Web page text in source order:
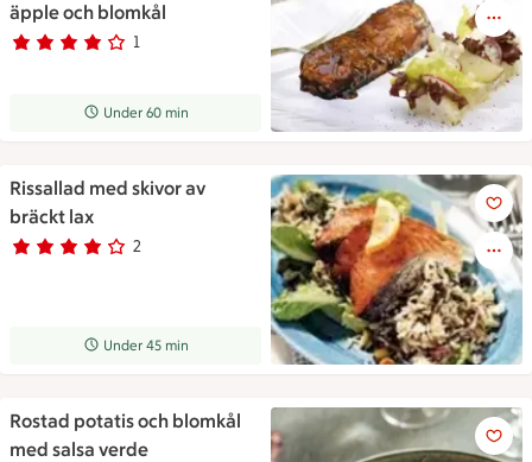
äpple och blomkål
Betyg 4 av 5.
1
1 personer har röstat
Receptet tar Under 60 min att tillaga
Under 60 min
Rissallad med skivor av
bräckt lax
Betyg 4 av 5.
2
2 personer har röstat
Receptet tar Under 45 min att tillaga
Under 45 min
Rissallad med skivor av
Rostad potatis och blomkål
med salsa verde
Rostad potatis och blomkål